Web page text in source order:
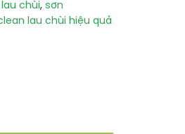
chùi, sơn
lau chùi hiệu quả